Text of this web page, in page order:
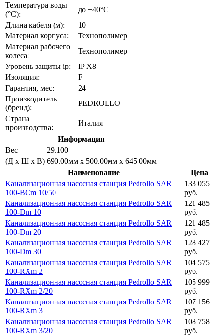
Температура воды
(°C):
до +40°C
Длина кабеля (м):
10
Материал корпуса:
Технополимер
Материал рабочего
колеса:
Технополимер
Уровень защиты ip:
IP X8
Изоляция:
F
Гарантия, мес:
24
Производитель
(бренд):
PEDROLLO
Страна
производства:
Италия
Информация
Вес
29.100
(Д х Ш х В) 690.00мм x 500.00мм x 645.00мм
Наименование
Цена
Канализационная насосная станция Pedrollo SAR
100-BCm 10/50
133 055
руб.
Канализационная насосная станция Pedrollo SAR
100-Dm 10
121 485
руб.
Канализационная насосная станция Pedrollo SAR
100-Dm 20
121 485
руб.
Канализационная насосная станция Pedrollo SAR
100-Dm 30
128 427
руб.
Канализационная насосная станция Pedrollo SAR
100-RXm 2
104 575
руб.
Канализационная насосная станция Pedrollo SAR
100-RXm 2/20
105 999
руб.
Канализационная насосная станция Pedrollo SAR
100-RXm 3
107 156
руб.
Канализационная насосная станция Pedrollo SAR
100-RXm 3/20
108 758
руб.